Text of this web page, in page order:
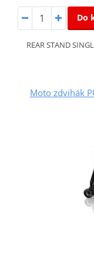
Do
REAR STAND
Moto zdvihák